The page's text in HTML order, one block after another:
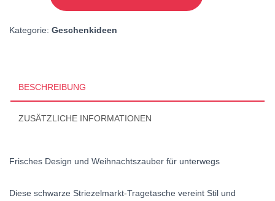
Kategorie: Geschenkideen
BESCHREIBUNG
ZUSÄTZLICHE INFORMATIONEN
Frisches Design und Weihnachtszauber für unterwegs
Diese schwarze Striezelmarkt-Tragetasche vereint Stil und